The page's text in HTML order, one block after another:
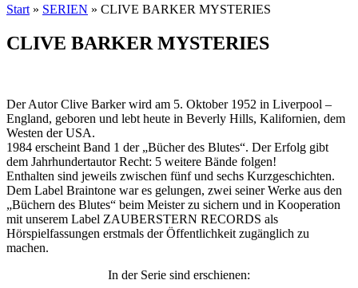
Start » SERIEN » CLIVE BARKER MYSTERIES
CLIVE BARKER MYSTERIES
Der Autor Clive Barker wird am 5. Oktober 1952 in Liverpool –
England, geboren und lebt heute in Beverly Hills, Kalifornien, dem
Westen der USA.
1984 erscheint Band 1 der „Bücher des Blutes“. Der Erfolg gibt
dem Jahrhundertautor Recht: 5 weitere Bände folgen!
Enthalten sind jeweils zwischen fünf und sechs Kurzgeschichten.
Dem Label Braintone war es gelungen, zwei seiner Werke aus den
„Büchern des Blutes“ beim Meister zu sichern und in Kooperation
mit unserem Label ZAUBERSTERN RECORDS als
Hörspielfassungen erstmals der Öffentlichkeit zugänglich zu
machen.
In der Serie sind erschienen: